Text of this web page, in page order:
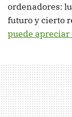
ordenadores:
futuro y cierto
puede